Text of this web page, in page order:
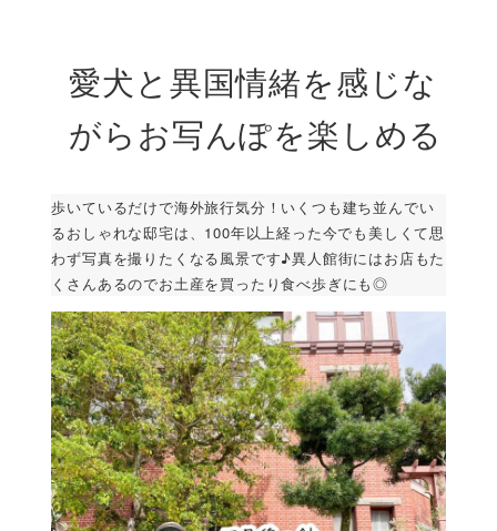
愛犬と異国情緒を感じな
がらお写んぽを楽しめる
歩いているだけで海外旅行気分！いくつも建ち並んでい
るおしゃれな邸宅は、100年以上経った今でも美しくて思
わず写真を撮りたくなる風景です♪異人館街にはお店もた
くさんあるのでお土産を買ったり食べ歩ぎにも◎